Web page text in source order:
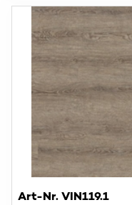
Art-Nr. VIN119.1